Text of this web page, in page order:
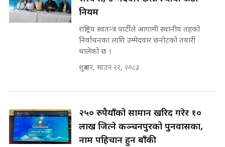
कहिले बन्ला चक्रपथ ? विस्तार कार्यमा
किन भइरहेछ ढिलाइ ?The Ring Road
Expansion Dilemma |
SIDHAKURA |
SIDHAKURA ||
SIDHAKURA ||
७८ लाख घुस खाने मन्त्री ! जोगाउने
SIDHAKURA INVESTIGATION
मन्त्री र पूर्व मन्त्रीको ७८ लाख घुस डिलको
अडियो | FULL AUDIO |
SIDHAKURA |
नियम
राष्ट्रिय स्वतन्त्र पार्टीले आगामी स्थानीय तहको
निर्वाचनका लागि उम्मेदवार छनोटको तयारी
थालेको छ ।
शुक्रबार, साउन २२, २०८३
२५० रुपैयाँको सामान खरिद गरेर १०
लाख जित्ने कञ्चनपुरको पुनर्वासका,
नाम पहिचान हुन बाँकी